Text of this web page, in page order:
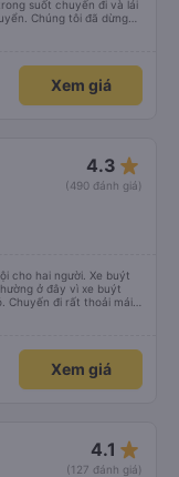
suốt chuyến đi và lái
Chúng tôi đã dừng
ghế ngồi có thể hơi
Xem giá
4.3 star_rate
(490 đánh giá)
cho hai người. Xe buýt
ở đây vì xe buýt
Chuyến đi rất thoải mái,
vẫn ngủ ngon. Sau khi
quan tâm đến
của họ lần nữa.
Xem giá
4.1 star_rate
(127 đánh giá)